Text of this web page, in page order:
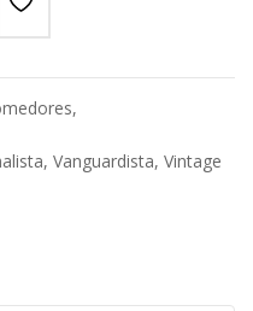
,
, Vanguardista, Vintage